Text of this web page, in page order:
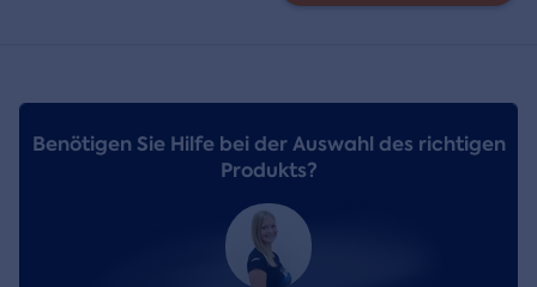
Benötigen Sie Hilfe bei der Auswahl des richtigen
Produkts?